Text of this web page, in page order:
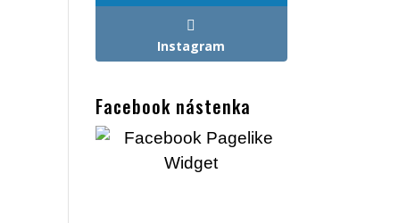
Instagram
Facebook nástenka